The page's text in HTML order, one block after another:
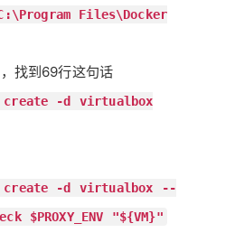
Files\Docker
找到69行这句话
create -d virtualbox
create -d virtualbox --
$PROXY_ENV "${VM}"